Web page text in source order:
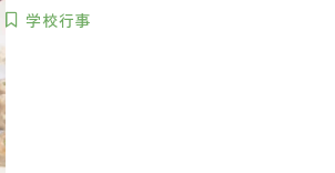
学校行事